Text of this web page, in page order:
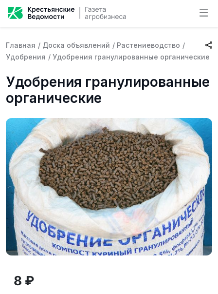
Главная / Доска объявлений / Растениеводство /
Удобрения / Удобрения гранулированные органические
Удобрения гранулированные
органические
8 ₽